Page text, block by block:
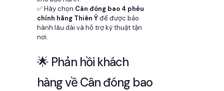
✅ Hãy chọn Cân đóng bao 4 phễu
chính hãng Thiên Ýđể được bảo
hành lâu dài và hỗ trợ kỹ thuật tận
nơi.
🌟 Phản hồi khách
hàng về Cân đóng bao